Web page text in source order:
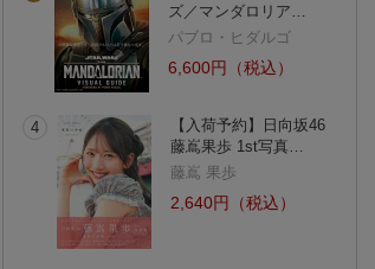
ズ／マンダロリア…
パブロ・ヒダルゴ
6,600円（税込）
4
【入荷予約】日向坂46
藤嶌果歩 1st写真…
藤嶌 果歩
2,640円（税込）